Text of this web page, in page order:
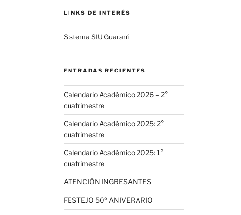
LINKS DE INTERÉS
Sistema SIU Guaraní
ENTRADAS RECIENTES
Calendario Académico 2026 – 2°
cuatrimestre
Calendario Académico 2025: 2°
cuatrimestre
Calendario Académico 2025: 1°
cuatrimestre
ATENCIÓN INGRESANTES
FESTEJO 50º ANIVERARIO